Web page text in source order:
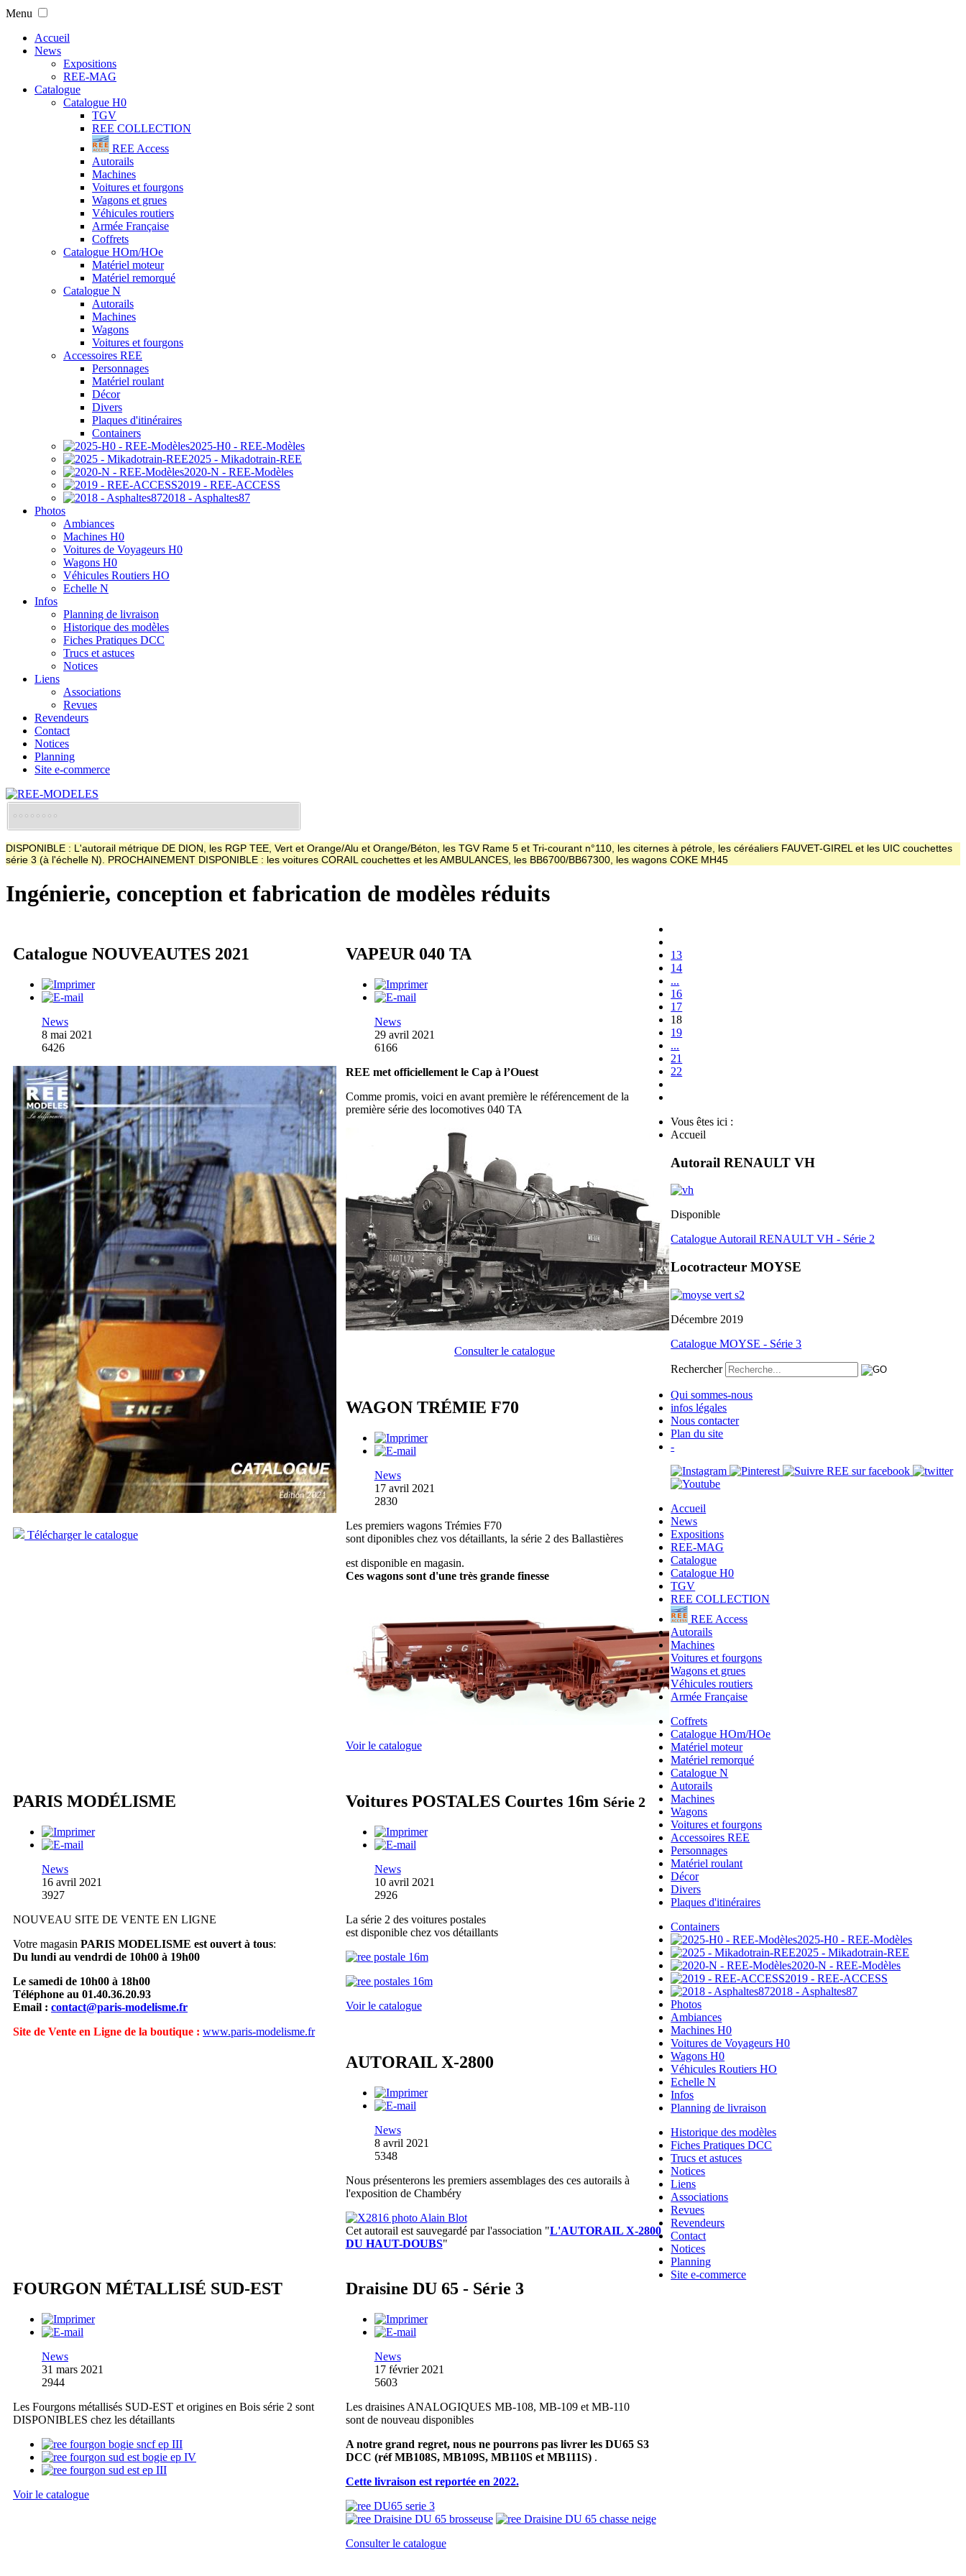
Menu
Accueil
News
Expositions
REE-MAG
Catalogue
Catalogue H0
TGV
REE COLLECTION
REE Access
Autorails
Machines
Voitures et fourgons
Wagons et grues
Véhicules routiers
Armée Française
Coffrets
Catalogue HOm/HOe
Matériel moteur
Matériel remorqué
Catalogue N
Autorails
Machines
Wagons
Voitures et fourgons
Accessoires REE
Personnages
Matériel roulant
Décor
Divers
Plaques d'itinéraires
Containers
2025-H0 - REE-Modèles
2025 - Mikadotrain-REE
2020-N - REE-Modèles
2019 - REE-ACCESS
2018 - Asphaltes87
Photos
Ambiances
Machines H0
Voitures de Voyageurs H0
Wagons H0
Véhicules Routiers HO
Echelle N
Infos
Planning de livraison
Historique des modèles
Fiches Pratiques DCC
Trucs et astuces
Notices
Liens
Associations
Revues
Revendeurs
Contact
Notices
Planning
Site e-commerce
DISPONIBLE : L'autorail métrique DE DION, les RGP TEE, Vert et Orange/Alu et Orange/Béton, les TGV Rame 5 et Tri-courant n°110, les citernes à pétrole, les céréaliers FAUVET-GIREL et les UIC couchettes
série 3 (à l'échelle N). PROCHAINEMENT DISPONIBLE : les voitures CORAIL couchettes et les AMBULANCES, les BB6700/BB67300, les wagons COKE MH45
Ingénierie, conception et fabrication de modèles réduits
Catalogue NOUVEAUTES 2021
News
8 mai 2021
6426
Télécharger le catalogue
VAPEUR 040 TA
News
29 avril 2021
6166
REE met officiellement le Cap à l’Ouest
Comme promis, voici en avant première le référencement de la
première série des locomotives 040 TA
Consulter le catalogue
WAGON TRÉMIE F70
News
17 avril 2021
2830
Les premiers wagons Trémies F70
sont diponibles chez vos détaillants, la série 2 des Ballastières
est disponible en magasin.
Ces wagons sont d'une très grande finesse
Voir le catalogue
PARIS MODÉLISME
News
16 avril 2021
3927
NOUVEAU SITE DE VENTE EN LIGNE
Votre magasin PARIS MODELISME est ouvert à tous:
Du lundi au vendrdi de 10h00 à 19h00
Le samedi de 10h00 à 18h00
Téléphone au 01.40.36.20.93
Email : contact@paris-modelisme.fr
Site de Vente en Ligne de la boutique : www.paris-modelisme.fr
Voitures POSTALES Courtes 16m Série 2
News
10 avril 2021
2926
La série 2 des voitures postales
est disponible chez vos détaillants
Voir le catalogue
AUTORAIL X-2800
News
8 avril 2021
5348
Nous présenterons les premiers assemblages des ces autorails à
l'exposition de Chambéry
Cet autorail est sauvegardé par l'association "L'AUTORAIL X-2800
DU HAUT-DOUBS"
FOURGON MÉTALLISÉ SUD-EST
News
31 mars 2021
2944
Les Fourgons métallisés SUD-EST et origines en Bois série 2 sont
DISPONIBLES chez les détaillants
Voir le catalogue
Draisine DU 65 - Série 3
News
17 février 2021
5603
Les draisines ANALOGIQUES MB-108, MB-109 et MB-110
sont de nouveau disponibles
A notre grand regret, nous ne pourrons pas livrer les DU65 S3
DCC (réf MB108S, MB109S, MB110S et MB111S).
Cette livraison est reportée en 2022.
Consulter le catalogue
13
14
...
16
17
18
19
...
21
22
Vous êtes ici :
Accueil
Autorail RENAULT VH
Disponible
Catalogue Autorail RENAULT VH - Série 2
Locotracteur MOYSE
Décembre 2019
Catalogue MOYSE - Série 3
Rechercher
Qui sommes-nous
infos légales
Nous contacter
Plan du site
-
Accueil
News
Expositions
REE-MAG
Catalogue
Catalogue H0
TGV
REE COLLECTION
REE Access
Autorails
Machines
Voitures et fourgons
Wagons et grues
Véhicules routiers
Armée Française
Coffrets
Catalogue HOm/HOe
Matériel moteur
Matériel remorqué
Catalogue N
Autorails
Machines
Wagons
Voitures et fourgons
Accessoires REE
Personnages
Matériel roulant
Décor
Divers
Plaques d'itinéraires
Containers
2025-H0 - REE-Modèles
2025 - Mikadotrain-REE
2020-N - REE-Modèles
2019 - REE-ACCESS
2018 - Asphaltes87
Photos
Ambiances
Machines H0
Voitures de Voyageurs H0
Wagons H0
Véhicules Routiers HO
Echelle N
Infos
Planning de livraison
Historique des modèles
Fiches Pratiques DCC
Trucs et astuces
Notices
Liens
Associations
Revues
Revendeurs
Contact
Notices
Planning
Site e-commerce